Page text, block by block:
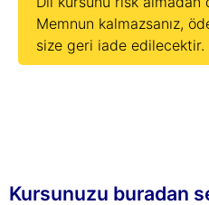
Memnun kalmazsanız,
size geri iade edilecektir.
Kursunuzu buradan
Sohbet